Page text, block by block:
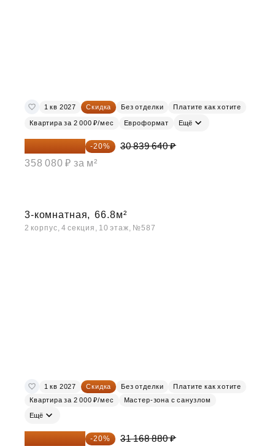
1 кв 2027 Скидка Без отделки Платите как хотите
Квартира за 2 000 ₽/мес Евроформат Ещё
24 671 712 ₽ -20%
30 839 640 ₽
358 080 ₽ за м²
3-комнатная, 66.8м²
2 корпус, 4 секция, 10 этаж, №587
1 кв 2027 Скидка Без отделки
Платите как хотите
Квартира за 2 000 ₽/мес
Мастер-зона с санузлом
Ещё
24 935 104 ₽ -20%
31 168 880 ₽